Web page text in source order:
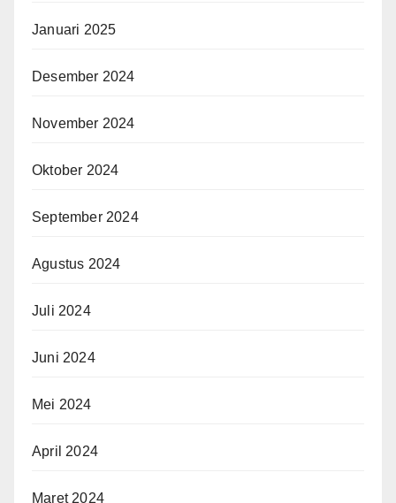
Januari 2025
Desember 2024
November 2024
Oktober 2024
September 2024
Agustus 2024
Juli 2024
Juni 2024
Mei 2024
April 2024
Maret 2024